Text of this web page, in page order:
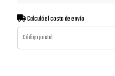
Calculá el costo de envío